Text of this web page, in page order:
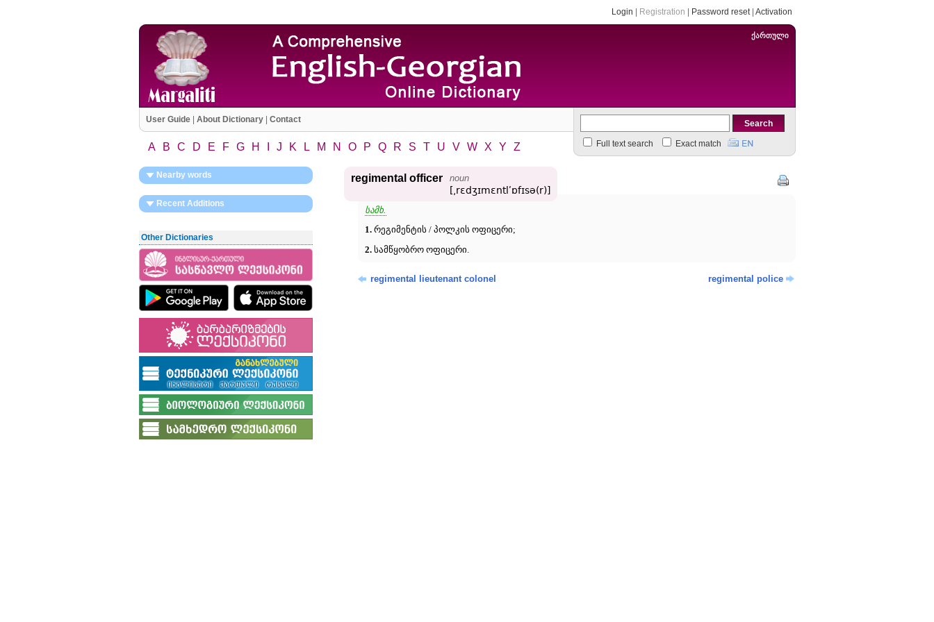
Login Registration Password reset| Activation
ქართული
User Guide| About Dictionary| Contact
Full text search Exact match
A B C D E F G H J K L M N O P Q R S T U V W X Y Z
Nearby words
Recent Additions
Other Dictionaries
regimental officer noun
[͵rɛdʒɪmɛntlʹɒfɪsə(r)]
სამხ.
1.რეგიმენტის / პოლკის ოფიცერი;
2.სამწყობრო ოფიცერი.
regimental lieutenant colonel regimental police